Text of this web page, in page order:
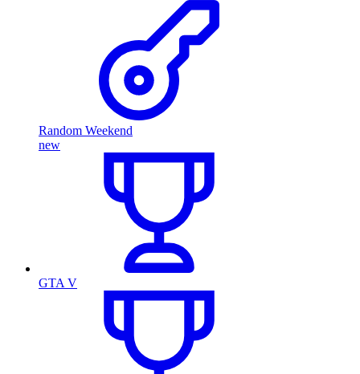
Random Weekend
new
GTA V